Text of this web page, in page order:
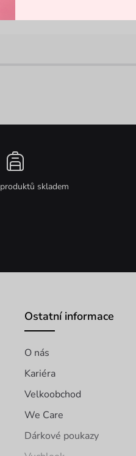
produktů skladem
Ostatní informace
O nás
Kariéra
Velkoobchod
We Care
Dárkové poukazy